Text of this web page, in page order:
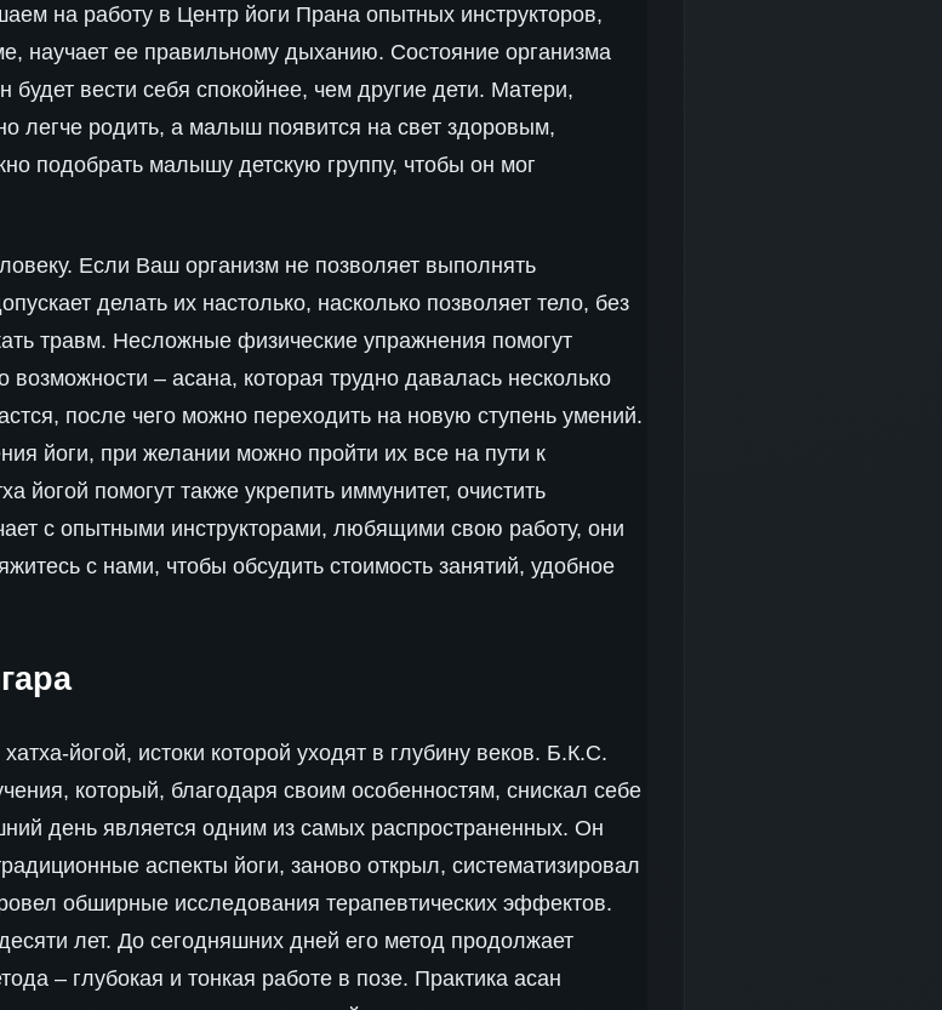
на работу в Центр йоги Прана опытных инструкторов,
научает ее правильному дыханию. Состояние организма
вести себя спокойнее, чем другие дети. Матери,
легче родить, а малыш появится на свет здоровым,
подобрать малышу детскую группу, чтобы он мог
Если Ваш организм не позволяет выполнять
делать их настолько, насколько позволяет тело, без
травм. Несложные физические упражнения помогут
– асана, которая трудно давалась несколько
после чего можно переходить на новую ступень умений.
йоги, при желании можно пройти их все на пути к
йогой помогут также укрепить иммунитет, очистить
с опытными инструкторами, любящими свою работу, они
с нами, чтобы обсудить стоимость занятий, удобное
йогой, истоки которой уходят в глубину веков. Б.К.С.
который, благодаря своим особенностям, снискал себе
день является одним из самых распространенных. Он
аспекты йоги, заново открыл, систематизировал
обширные исследования терапевтических эффектов.
лет. До сегодняшних дней его метод продолжает
– глубокая и тонкая работе в позе. Практика асан